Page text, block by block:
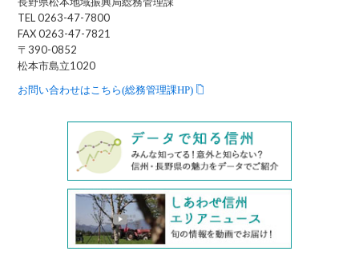
TEL 0263-47-7800
FAX 0263-47-7821
〒390-0852
松本市島立1020
お問い合わせはこちら(総務管理課HP)